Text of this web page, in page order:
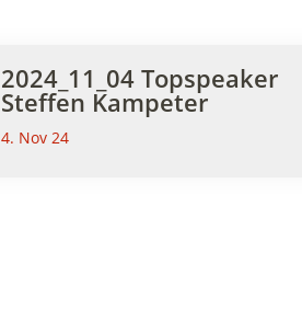
2024_11_04 Topspeaker
Steffen Kampeter
4. Nov 24